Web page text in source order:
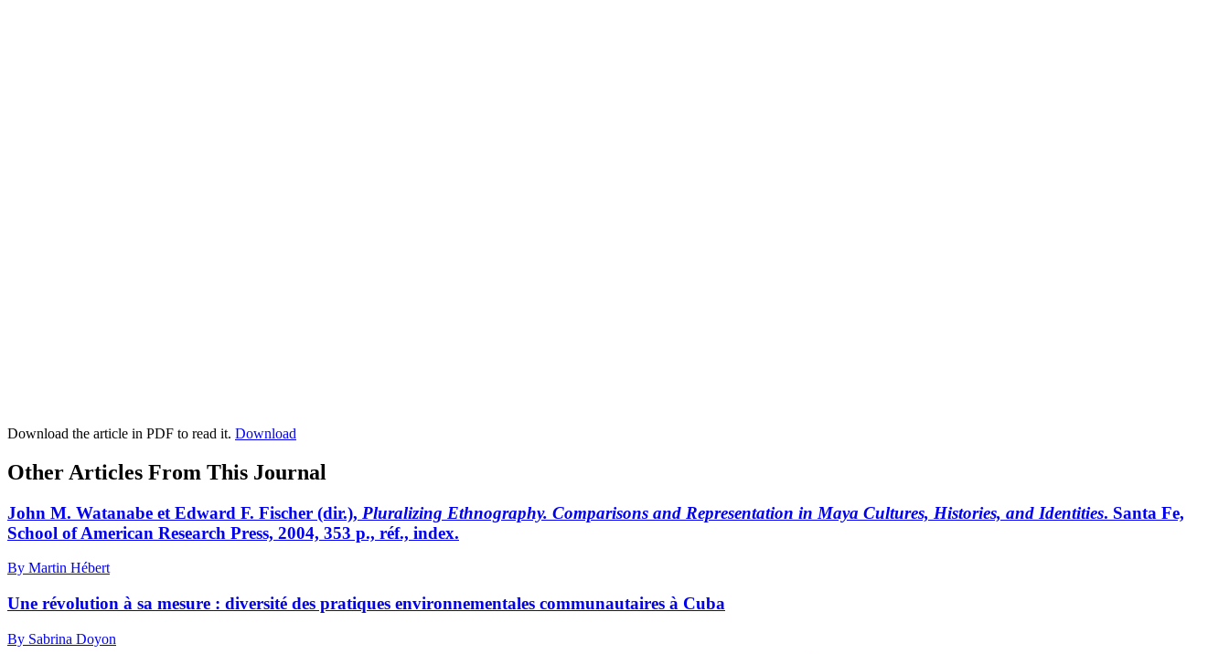
Download the article in PDF to read it. Download
Other Articles From This Journal
John M. Watanabe et Edward F. Fischer (dir.), Pluralizing Ethnography. Comparisons and Representation in Maya Cultures, Histories, and Identities. Santa Fe,
School of American Research Press, 2004, 353 p., réf., index.
By Martin Hébert
Une révolution à sa mesure : diversité des pratiques environnementales communautaires à Cuba
By Sabrina Doyon